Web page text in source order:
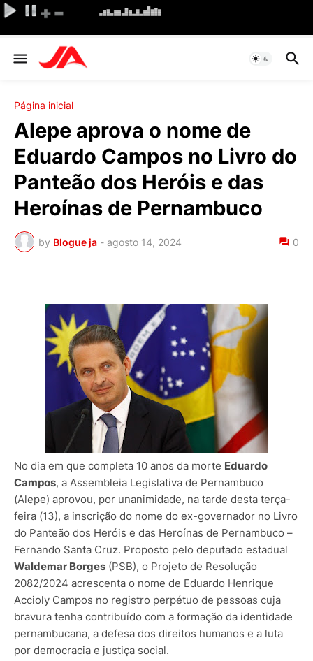
Página inicial
Alepe aprova o nome de
Eduardo Campos no Livro do
Panteão dos Heróis e das
Heroínas de Pernambuco
by Blogue ja - agosto 14, 2024 0
No dia em que completa 10 anos da morte Eduardo
Campos, a Assembleia Legislativa de Pernambuco
(Alepe) aprovou, por unanimidade, na tarde desta terça-
feira (13), a inscrição do nome do ex-governador no Livro
do Panteão dos Heróis e das Heroínas de Pernambuco –
Fernando Santa Cruz. Proposto pelo deputado estadual
Waldemar Borges (PSB), o Projeto de Resolução
2082/2024 acrescenta o nome de Eduardo Henrique
Accioly Campos no registro perpétuo de pessoas cuja
bravura tenha contribuído com a formação da identidade
pernambucana, a defesa dos direitos humanos e a luta
por democracia e justiça social.